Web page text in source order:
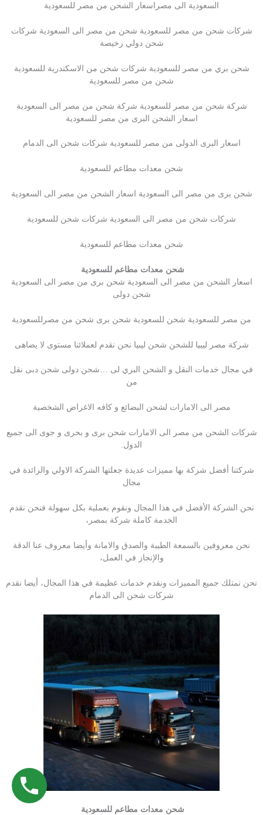
السعودية الى مصراسعار الشحن من مصر للسعودية
شركات شحن من مصر للسعودية شحن من مصر الى السعودية شركات
شحن دولي رخيصة
شحن بري من مصر للسعودية شركات شحن من الاسكندرية للسعودية
شحن من مصر للسعودية
شركة شحن من مصر للسعودية شركة شحن من مصر الى السعودية
اسعار الشحن البرى من مصر للسعودية
اسعار البرى الدولى من مصر للسعودية شركات شحن الى الدمام
شحن معدات مطاعم للسعودية
شحن برى من مصر الى السعودية اسعار الشحن من مصر الى السعودية
شركات شحن من مصر الى السعودية شركات شحن للسعودية
شحن معدات مطاعم للسعودية
شحن معدات مطاعم للسعودية
اسعار الشحن من مصر الى السعودية شحن برى من مصر الى السعودية
شحن دولى
من مصر للسعودية شحن للسعودية شحن برى شحن من مصرللسعودية
شركة مصر ليبيا للشحن شحن ليبيا نحن نقدم لعملائنا مستوى لا يضاهى
في مجال خدمات النقل و الشحن البري لى …شحن دولى شحن دبى نقل
من
مصر الى الامارات لشحن البضائع و كافه الاغراض الشخصية
شركات الشحن من مصر الى الامارات شحن برى و بحرى و جوى الى جميع
الدول.
شركتنا أفضل شركة بها مميزات عديدة جعلتها الشركة الاولي والرائدة في
مجال
نحن الشركة الأفضل في هذا المجال ونقوم بعملية بكل سهولة فنحن نقدم
الخدمة كاملة شركة بمصر،
نحن معروفين بالسمعة الطيبة والصدق والامانة وأيضا معروف عنا الدقة
والإنجاز في العمل،
نحن نمتلك جميع المميزات ونقدم خدمات عظيمة في هذا المجال، أيضا نقدم
شركات شحن الى الدمام
شحن معدات مطاعم للسعودية